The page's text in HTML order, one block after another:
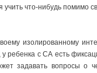
что-нибудь помимо
изолированному
ребенка с СА есть
задавать вопросы о